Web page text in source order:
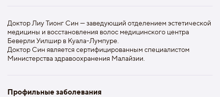
Доктор Лиу Тионг Син — заведующий отделением эстетической
медицины и восстановления волос медицинского центра
Беверли Уилшир в Куала-Лумпуре.
Доктор Син является сертифицированным специалистом
Министерства здравоохранения Малайзии.
Профильные заболевания